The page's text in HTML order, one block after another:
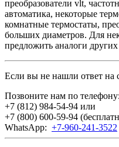
преобразователи vlt,
автоматика, некоторые
комнатные термостаты,
больших диаметров. Для
предложить аналоги
Если вы не нашли ответ на
Позвоните нам по телефону:
+7 (812) 984-54-94 или
+7 (800) 600-59-94
WhatsApp: +7-960-241-3522